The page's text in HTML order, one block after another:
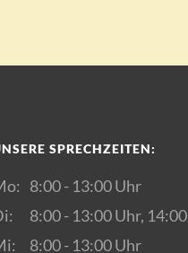
SPRECHZEITEN:
8:00 - 13:00 Uhr
8:00 - 13:00 Uhr,
8:00 - 13:00 Uhr